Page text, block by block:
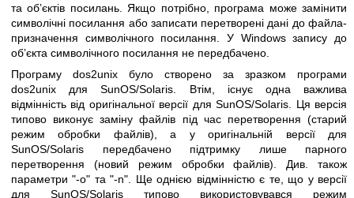
та об’єктів посилань. Якщо потрібно, програма може замінити
символічні посилання або записати перетворені дані до файла-
призначення символічного посилання. У Windows запису до
об’єкта символічного посилання не передбачено.
Програму dos2unix було створено за зразком програми
dos2unix для SunOS/Solaris. Втім, існує одна важлива
відмінність від оригінальної версії для SunOS/Solaris. Ця версія
типово виконує заміну файлів під час перетворення (старий
режим обробки файлів), а у оригінальній версії для
SunOS/Solaris передбачено підтримку лише парного
перетворення (новий режим обробки файлів). Див. також
параметри"-o" та"-n". Ще однією відмінністю є те, що у версії
для SunOS/Solaris типово використовувався режим